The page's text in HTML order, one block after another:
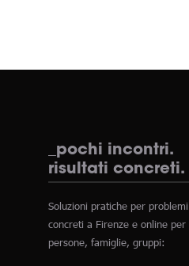
_pochi incontri.
risultati concreti.
Soluzioni pratiche per problemi
concreti a Firenze e online per
persone, famiglie, gruppi: